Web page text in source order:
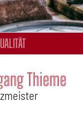
Thieme